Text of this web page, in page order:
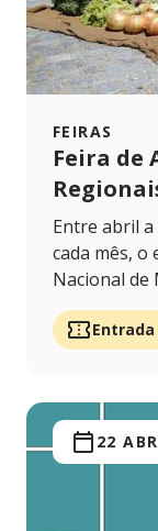
FEIRAS
Feira de
Entre abril a
cada mês, o
Nacional de
22 ABR